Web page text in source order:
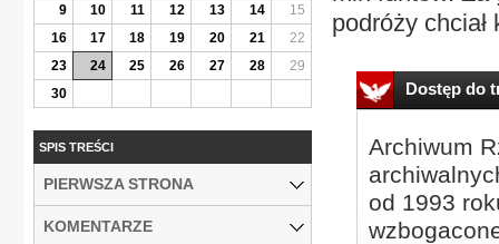
podróży
Dostęp do
Archiwum
od 1993
9
10 11 12 13 14
15
16
17 18 19 20 21
22
23
24 25 26 27 28
29
30
SPIS TREŚCI
PIERWSZA STRONA
KOMENTARZE